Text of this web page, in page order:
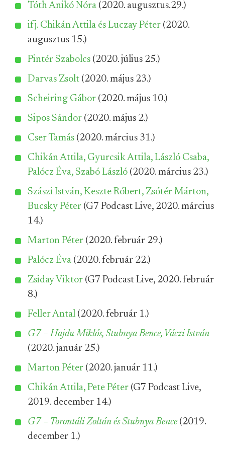
Tóth Anikó Nóra (2020. augusztus.29.)
ifj. Chikán Attila és Luczay Péter (2020.
augusztus 15.)
Pintér Szabolcs (2020. július 25.)
Darvas Zsolt (2020. május 23.)
Scheiring Gábor (2020. május 10.)
Sipos Sándor (2020. május 2.)
Cser Tamás (2020. március 31.)
Chikán Attila, Gyurcsik Attila, László Csaba,
Palócz Éva, Szabó László (2020. március 23.)
Szászi István, Keszte Róbert, Zsótér Márton,
Bucsky Péter (G7 Podcast Live, 2020. március
14.)
Marton Péter (2020. február 29.)
Palócz Éva (2020. február 22.)
Zsiday Viktor (G7 Podcast Live, 2020. február
8.)
Feller Antal (2020. február 1.)
G7 – Hajdu Miklós, Stubnya Bence, Váczi István
(2020. január 25.)
Marton Péter (2020. január 11.)
Chikán Attila, Pete Péter (G7 Podcast Live,
2019. december 14.)
G7 – Torontáli Zoltán és Stubnya Bence (2019.
december 1.)